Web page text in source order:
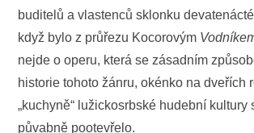
buditelů a vlastenců sklonku
když bylo z průřezu Kocorovým
nejde o operu, která se zásadním
historie tohoto žánru, okénko na dveřích
„kuchyně“ lužickosrbské hudební kultury
půvabně pootevřelo.